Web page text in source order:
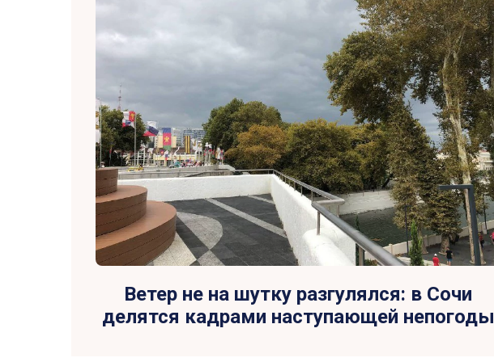
Ветер не на шутку разгулялся: в Сочи
делятся кадрами наступающей непогоды